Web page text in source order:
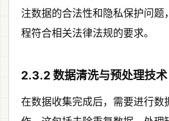
注数据的合法性和隐私保护问题
程符合相关法律法规的要求。
2.3.2 数据清洗与预处理技术
在数据收集完成后，需要进行数